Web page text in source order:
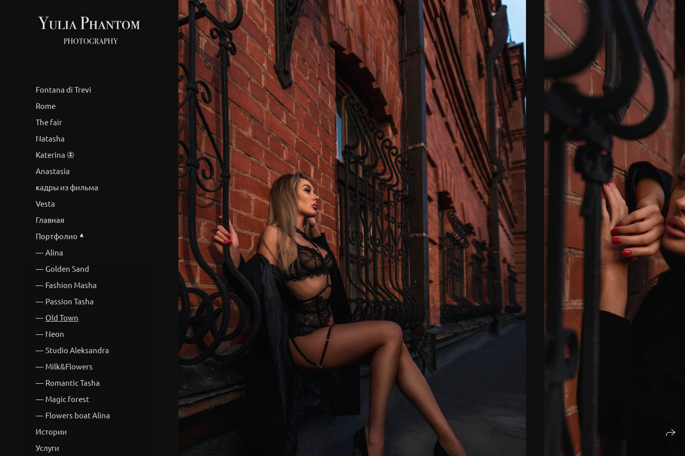
Fontana di Trevi
Rome
The fair
Natasha
Katerina 🦋
Anastasia
кадры из фильма
Vesta
Главная
Портфолио
Alina
Golden Sand
Fashion Masha
Passion Tasha
Old Town
Neon
Studio Aleksandra
Milk&Flowers
Romantic Tasha
Magic forest
Flowers boat Alina
Истории
Услуги